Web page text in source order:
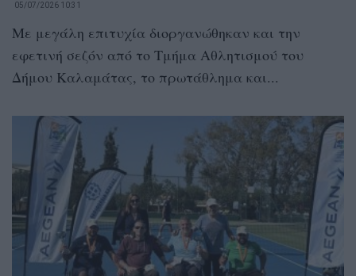
05/07/2026 10:31
Με μεγάλη επιτυχία διοργανώθηκαν και την
εφετινή σεζόν από το Τμήμα Αθλητισμού του
Δήμου Καλαμάτας, το πρωτάθλημα και...